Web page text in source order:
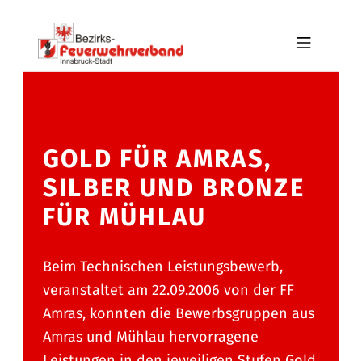
Skip to main navigation
Skip to main content
Skip to footer
BFV INNSBRUCK-STADT
GOLD FÜR AMRAS,
SILBER UND BRONZE
FÜR MÜHLAU
Beim Technischen Leistungsbewerb,
veranstaltet am 22.09.2006 von der FF
Amras, konnten die Bewerbsgruppen aus
Amras und Mühlau hervorragene